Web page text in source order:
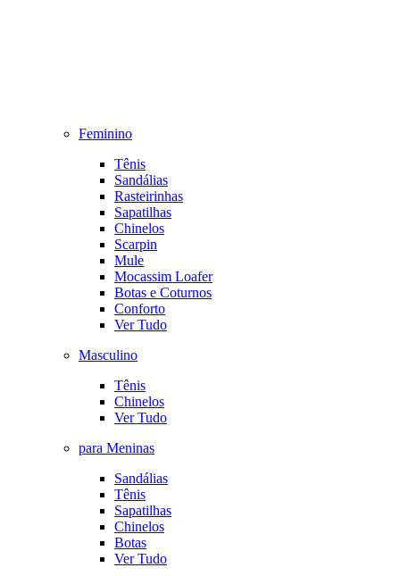
Feminino
Tênis
Sandálias
Rasteirinhas
Sapatilhas
Chinelos
Scarpin
Mule
Mocassim Loafer
Botas e Coturnos
Conforto
Ver Tudo
Masculino
Tênis
Chinelos
Ver Tudo
para Meninas
Sandálias
Tênis
Sapatilhas
Chinelos
Botas
Ver Tudo